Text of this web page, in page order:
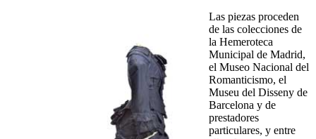
Las piezas proceden
de las colecciones de
la Hemeroteca
Municipal de Madrid,
el Museo Nacional del
Romanticismo, el
Museu del Disseny de
Barcelona y de
prestadores
particulares, y entre